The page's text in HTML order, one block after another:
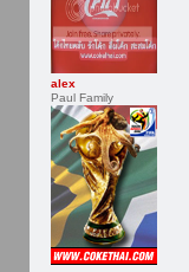
alex
Paul Family